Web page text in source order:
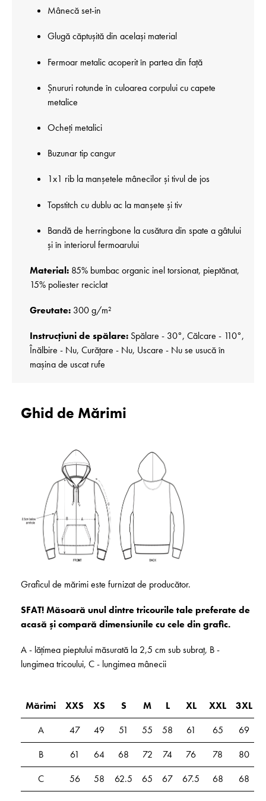
Mânecă set-in
Glugă căptușită din același material
Fermoar metalic acoperit în partea din față
Șnururi rotunde în culoarea corpului cu capete
metalice
Ocheți metalici
Buzunar tip cangur
1x1 rib la manșetele mânecilor și tivul de jos
Topstitch cu dublu ac la manșete și tiv
Bandă de herringbone la cusătura din spate a gâtului
și în interiorul fermoarului
Material: 85% bumbac organic inel torsionat, pieptănat,
15% poliester reciclat
Greutate: 300 g/m²
Instrucțiuni de spălare: Spălare - 30°, Călcare - 110°,
Înălbire - Nu, Curățare - Nu, Uscare - Nu se usucă în
mașina de uscat rufe
Ghid de Mărimi
Graficul de mărimi este furnizat de producător.
SFAT! Măsoară unul dintre tricourile tale preferate de
acasă și compară dimensiunile cu cele din grafic.
A - lățimea pieptului măsurată la 2,5 cm sub subraț, B -
lungimea tricoului, C - lungimea mânecii
Mărimi XXS XS S M L XL XXL
3XL
A
47 49 51 55 58 61 65
69
B
61 64 68 72 74 76 78
80
C
56 58 62.5 65 67 67.5 68 68